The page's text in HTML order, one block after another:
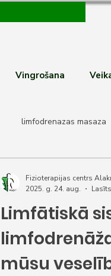
Vingrošana
limfodrenazas masaza
Limfātiskā
mūsu
Fizioterapijas centrs
2025. g. 24. aug.